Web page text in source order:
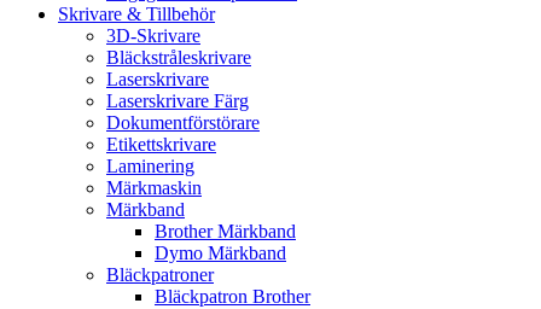
Skrivare & Tillbehör
3D-Skrivare
Bläckstråleskrivare
Laserskrivare
Laserskrivare Färg
Dokumentförstörare
Etikettskrivare
Laminering
Märkmaskin
Märkband
Brother Märkband
Dymo Märkband
Bläckpatroner
Bläckpatron Brother